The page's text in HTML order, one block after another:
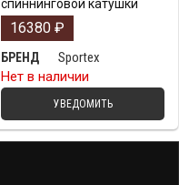
спиннинговой катушки
16380 ₽
БРЕНД
Sportex
Нет в наличии
УВЕДОМИТЬ